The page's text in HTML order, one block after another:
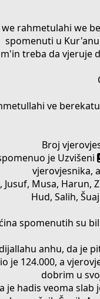
rahmetulahi we
spomenuti u
treba da vjeruje
ve
Broj
je Uzvišeni
vjerovjesnika,
Musa, Harun,
Hud, Salih,
spomenutih su
anhu, da je
je 124.000, a
dobrim u
je hadis veoma